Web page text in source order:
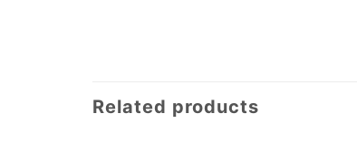
Related products